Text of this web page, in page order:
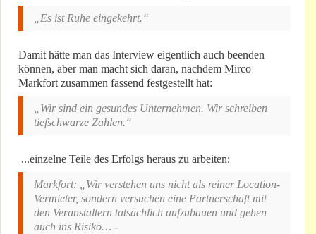
„Es ist Ruhe eingekehrt.“
Damit hätte man das Interview eigentlich auch beenden
können, aber man macht sich daran, nachdem Mirco
Markfort zusammen fassend festgestellt hat:
„Wir sind ein gesundes Unternehmen. Wir schreiben
tiefschwarze Zahlen.“
...einzelne Teile des Erfolgs heraus zu arbeiten:
Markfort: „Wir verstehen uns nicht als reiner Location-
Vermieter, sondern versuchen eine Partnerschaft mit
den Veranstaltern tatsächlich aufzubauen und gehen
auch ins Risiko… -